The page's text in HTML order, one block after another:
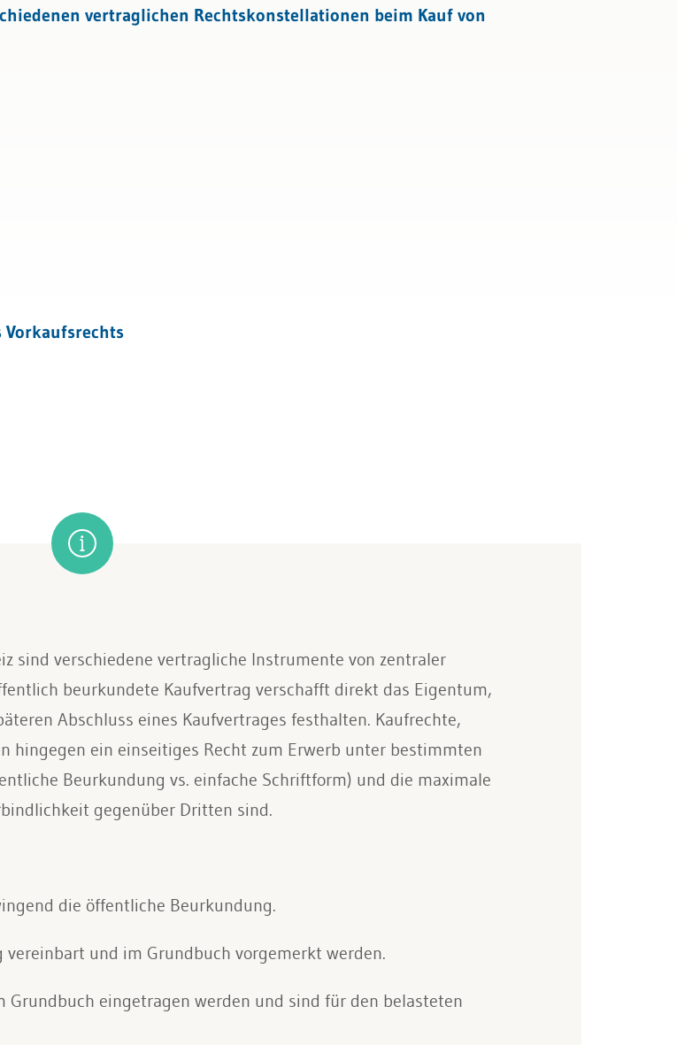
vertraglichen Rechtskonstellationen beim Kauf von
sind verschiedene vertragliche Instrumente von zentraler
beurkundete Kaufvertrag verschafft direkt das Eigentum,
Abschluss eines Kaufvertrages festhalten. Kaufrechte,
hingegen ein einseitiges Recht zum Erwerb unter bestimmten
Beurkundung vs. einfache Schriftform) und die maximale
gegenüber Dritten sind.
die öffentliche Beurkundung.
und im Grundbuch vorgemerkt werden.
Grundbuch eingetragen werden und sind für den belasteten